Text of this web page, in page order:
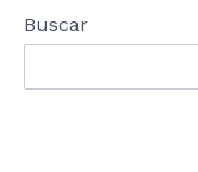
Buscar